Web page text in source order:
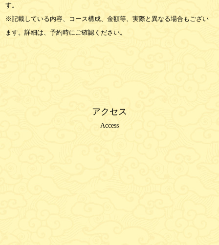
す。
※記載している内容、コース構成、金額等、実際と異なる場合もござい
ます。詳細は、予約時にご確認ください。
アクセス
Access